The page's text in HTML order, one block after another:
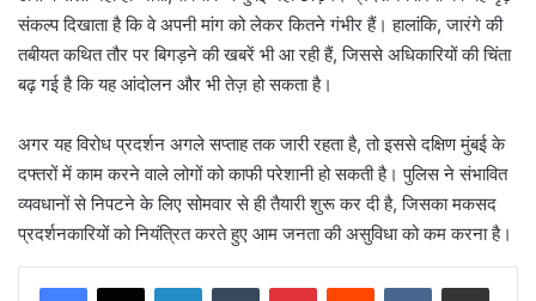
संकल्प दिखाता है कि वे अपनी मांग को लेकर कितने गंभीर हैं। हालांकि, जारंगे की
तबीयत कथित तौर पर बिगड़ने की खबरें भी आ रही हैं, जिससे अधिकारियों की चिंता
बढ़ गई है कि यह आंदोलन और भी तेज़ हो सकता है।
अगर यह विरोध प्रदर्शन अगले सप्ताह तक जारी रहता है, तो इससे दक्षिण मुंबई के
दफ्तरों में काम करने वाले लोगों को काफी परेशानी हो सकती है। पुलिस ने संभावित
व्यवधानों से निपटने के लिए सोमवार से ही तैयारी शुरू कर दी है, जिसका मकसद
प्रदर्शनकारियों को नियंत्रित करते हुए आम जनता की असुविधा को कम करना है।